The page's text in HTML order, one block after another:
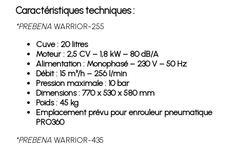
Caractéristiques techniques :
*PREBENA WARRIOR-255
Cuve : 20 litres
Moteur : 2,5 CV – 1,8 kW – 80 dB/A
Alimentation : Monophasé – 230 V – 50 Hz
Débit : 15 m³/h – 256 l/min
Pression maximale : 10 bar
Dimensions : 770 x 530 x 580 mm
Poids : 45 kg
Emplacement prévu pour enrouleur pneumatique
PRO360
*PREBENA WARRIOR-435